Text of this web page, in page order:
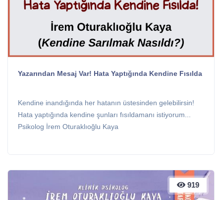
Yazarından Mesaj Var! Hata Yaptığında Kendine Fısılda
Kendine inandığında her hatanın üstesinden gelebilirsin!
Hata yaptığında kendine şunları fısıldamanı istiyorum...
Psikolog İrem Oturaklıoğlu Kaya
919
919